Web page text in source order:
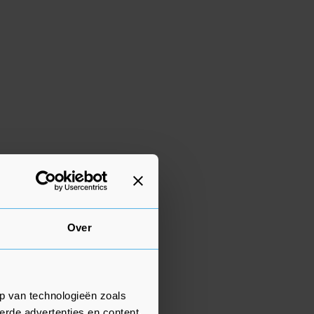
Over
van technologieën zoals